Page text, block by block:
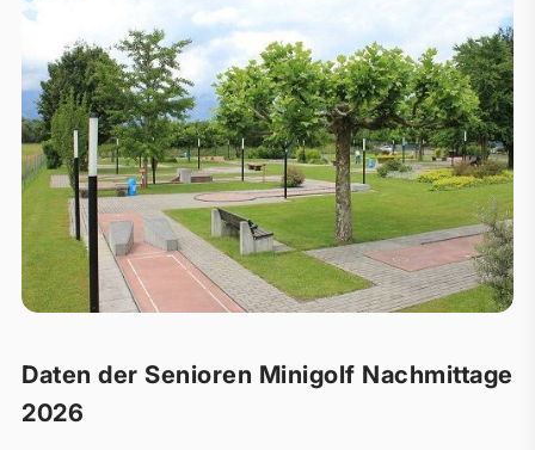
Daten der Senioren Minigolf Nachmittage
2026